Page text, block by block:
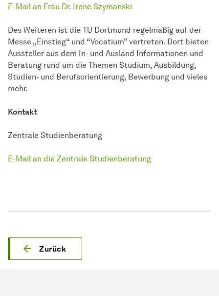
E-Mail an Frau Dr. Irene Szymanski
Des Weiteren ist die TU Dortmund regelmäßig auf der
Messe „Einstieg“ und “Vocatium” vertreten. Dort bieten
Aussteller aus dem In- und Ausland Informationen und
Beratung rund um die Themen Studium, Ausbildung,
Studien- und Berufsorientierung, Bewerbung und vieles
mehr.
Kontakt
Zentrale Studienberatung
E-Mail an die Zentrale Studienberatung
Zurück